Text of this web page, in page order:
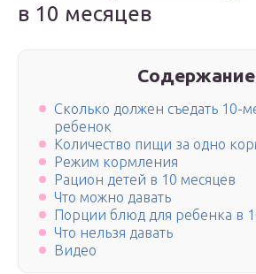
в 10 месяцев
Сколько должен съедать 10-
ребенок
Количество пищи за одно
Режим кормления
Рацион детей в 10 месяцев
Что можно давать
Порции блюд для ребенка в
Что нельзя давать
Видео